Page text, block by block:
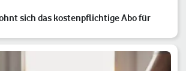
sich das kostenpflichtige Abo für